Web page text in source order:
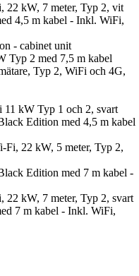
22 kW, 7 meter, Typ 2, vit
4,5 m kabel - Inkl. WiFi,
- cabinet unit
Typ 2 med 7,5 m kabel
Typ 2, WiFi och 4G,
kW Typ 1 och 2, svart
Edition med 4,5 m kabel
Fi, 22 kW, 5 meter, Typ 2,
Edition med 7 m kabel -
22 kW, 7 meter, Typ 2, svart
7 m kabel - Inkl. WiFi,